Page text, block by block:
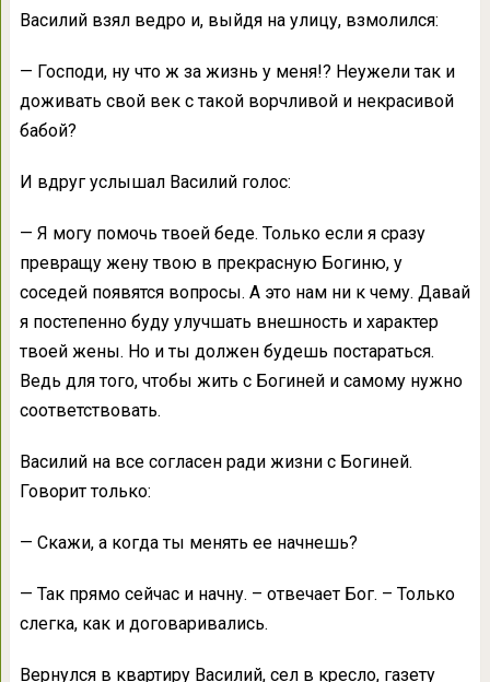
Василий взял ведро и, выйдя на улицу, взмолился:
— Господи, ну что ж за жизнь у меня!? Неужели так и
доживать свой век с такой ворчливой и некрасивой
бабой?
И вдруг услышал Василий голос:
— Я могу помочь твоей беде. Только если я сразу
превращу жену твою в прекрасную Богиню, у
соседей появятся вопросы. А это нам ни к чему. Давай
я постепенно буду улучшать внешность и характер
твоей жены. Но и ты должен будешь постараться.
Ведь для того, чтобы жить с Богиней и самому нужно
соответствовать.
Василий на все согласен ради жизни с Богиней.
Говорит только:
— Скажи, а когда ты менять ее начнешь?
— Так прямо сейчас и начну. – отвечает Бог. – Только
слегка, как и договаривались.
Вернулся в квартиру Василий, сел в кресло, газету